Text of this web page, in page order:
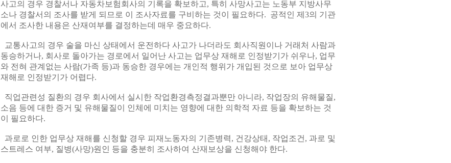
사고의 경우 경찰서나 자동차보험회사의 기록을 확보하고, 특히 사망사고는 노동부 지방사무
소나 경찰서의 조사를 받게 되므로 이 조사자료를 구비하는 것이 필요하다. 공적인 제3의 기관
에서 조사한 내용은 산재여부를 결정하는데 매우 중요하다.
교통사고의 경우 술을 마신 상태에서 운전하다 사고가 나더라도 회사직원이나 거래처 사람과
동승하거나, 회사로 돌아가는 경로에서 일어난 사고는 업무상 재해로 인정받기가 쉬우나, 업무
와 전혀 관계없는 사람(가족 등)과 동승한 경우에는 개인적 행위가 개입된 것으로 보아 업무상
재해로 인정받기가 어렵다.
직업관련성 질환의 경우 회사에서 실시한 작업환경측정결과뿐만 아니라, 작업장의 유해물질,
소음 등에 대한 증거 및 유해물질이 인체에 미치는 영향에 대한 의학적 자료 등을 확보하는 것
이 필요하다.
과로로 인한 업무상 재해를 신청할 경우 피재노동자의 기존병력, 건강상태, 작업조건, 과로 및
스트레스 여부, 질병(사망)원인 등을 충분히 조사하여 산재보상을 신청해야 한다.